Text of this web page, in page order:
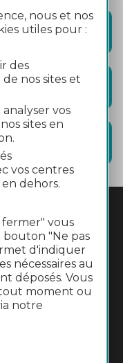
nous et nos
utiles pour :
des
nos sites et
vos
sites en
vos centres
dehors.
vous
bouton "Ne pas
d'indiquer
nécessaires au
déposés. Vous
moment ou
notre